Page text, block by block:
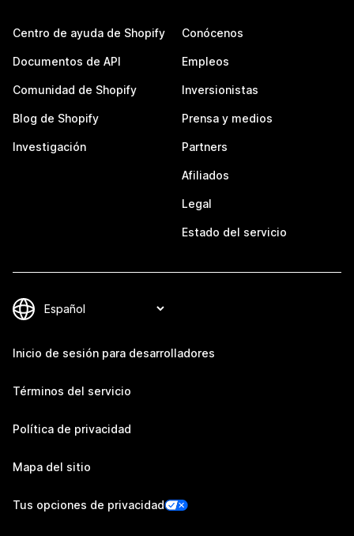
Centro de ayuda de Shopify
Documentos de API
Comunidad de Shopify
Blog de Shopify
Investigación
Conócenos
Empleos
Inversionistas
Prensa y medios
Partners
Afiliados
Legal
Estado del servicio
Inicio de sesión para desarrolladores
Términos del servicio
Política de privacidad
Mapa del sitio
Tus opciones de privacidad